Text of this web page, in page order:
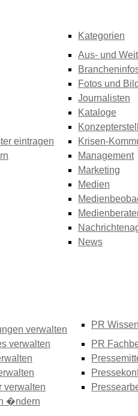
eintragen
Kategorien
Aus- und
Fotos und
Journalisten
Kataloge
Krisen-
Management
Marketing
Medien
News
verwalten
verwalten
verwalten
�ndern
PR
PR